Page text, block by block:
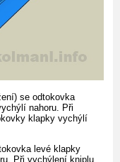
se odtokovka
nahoru. Při
klapky vychýlí
levé klapky
Při vychýlení kniplu